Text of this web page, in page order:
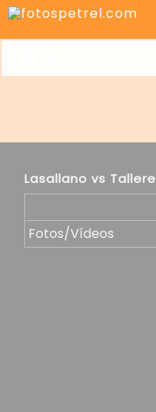
Lasallano vs